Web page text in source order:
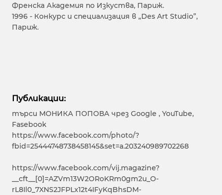
Френска Академия по Изкуства, Париж.
1996 - Конкурс и специализация в „Des Art Studio”,
Париж.
Публикации:
търси МОНИКА ПОПОВА чрез Google , YouTube,
Fasebook
https://www.facebook.com/photo/?
fbid=25444748738458145&set=a.203240989702268
https://www.facebook.com/vij.magazine?
__cft__[0]=AZVm13W2ORoKRm0gm2u_O-
rL8Il0_7XNS2JFPLx12t4IFyKqBhsDM-